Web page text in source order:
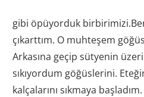
gibi öpüyorduk
çıkarttım. O muhteşem
Arkasına geçip sütyenin
sıkıyordum göğüslerini.
kalçalarını sıkmaya